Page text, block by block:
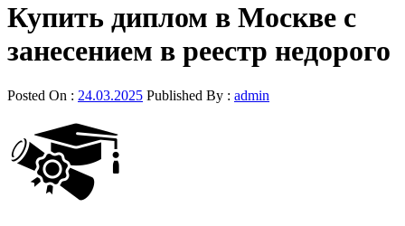
Купить диплом в Москве с
занесением в реестр недорого
Posted On : 24.03.2025 Published By : admin